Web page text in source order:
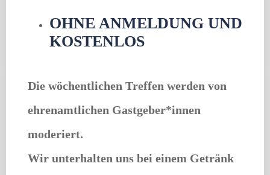
OHNE ANMELDUNG UND
KOSTENLOS
Die wöchentlichen Treffen werden von
ehrenamtlichen Gastgeber*innen
moderiert.
Wir unterhalten uns bei einem Getränk